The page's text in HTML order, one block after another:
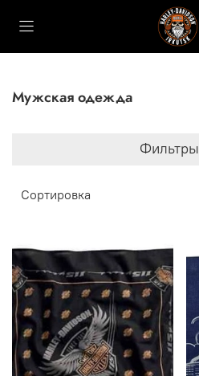
Мужская одежда
Фильтры